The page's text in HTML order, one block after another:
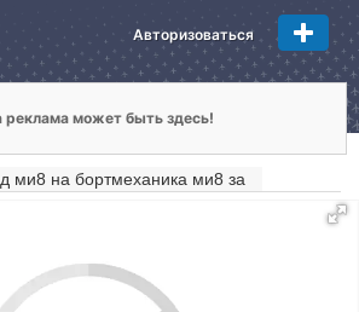
Авторизоваться
реклама может быть здесь!
ми8 на бортмеханика ми8 за